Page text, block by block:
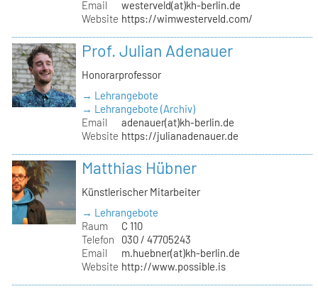
Email
westerveld(at)kh-berlin.de
Website https://wimwesterveld.com/
Prof. Julian Adenauer
Honorarprofessor
→ Lehrangebote
→ Lehrangebote (Archiv)
Email
adenauer(at)kh-berlin.de
Website https://julianadenauer.de
Matthias Hübner
Künstlerischer Mitarbeiter
→ Lehrangebote
Raum
C 110
Telefon
030 / 47705243
Email
m.huebner(at)kh-berlin.de
Website http://www.possible.is